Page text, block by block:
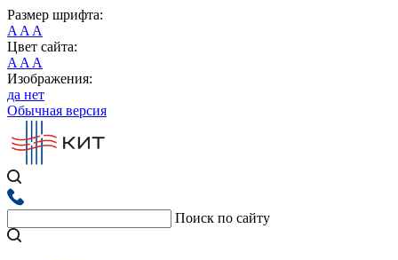
Размер шрифта:
A A A
Цвет сайта:
A A A
Изображения:
да нет
Обычная версия
Поиск по сайту